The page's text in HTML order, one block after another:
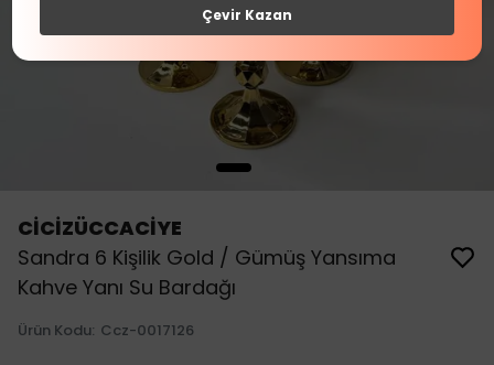
CİCİZÜCCACİYE
Sandra 6 Kişilik Gold / Gümüş Yansıma
Kahve Yanı Su Bardağı
Ürün Kodu: Ccz-0017126
Çevir Kazan